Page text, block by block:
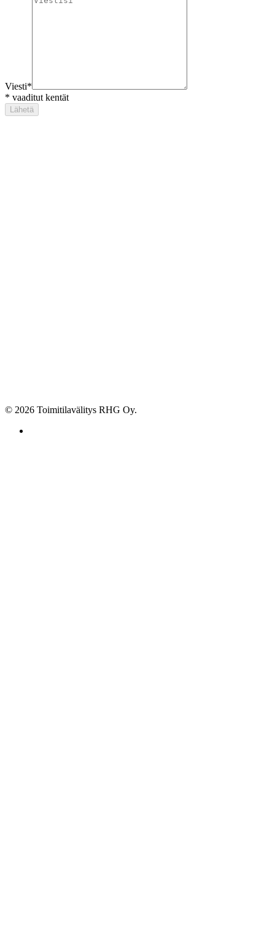
Viesti*
* vaaditut kentät
© 2026 Toimitilavälitys RHG Oy.